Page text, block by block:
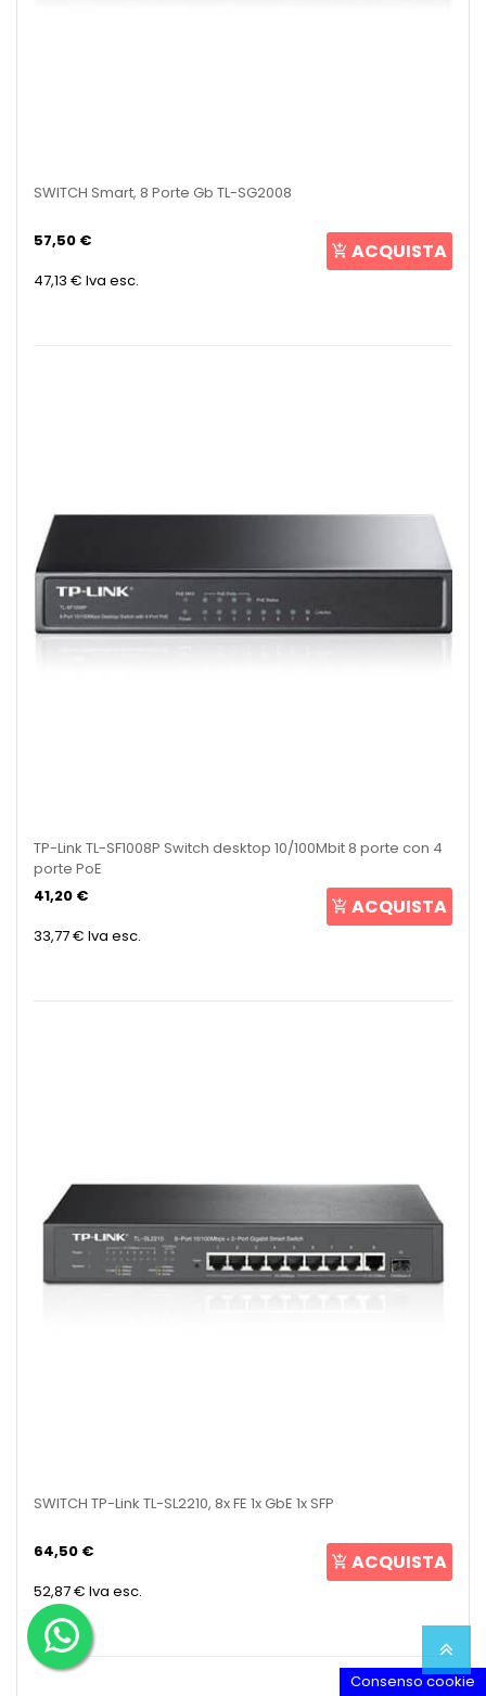
SWITCH Smart, 8 Porte Gb TL-SG2008
57,50 €
47,13 € Iva esc.
ACQUISTA
TP-Link TL-SF1008P Switch desktop 10/100Mbit 8 porte con 4
porte PoE
41,20 €
33,77 € Iva esc.
ACQUISTA
SWITCH TP-Link TL-SL2210, 8x FE 1x GbE 1x SFP
64,50 €
52,87 € Iva esc.
ACQUISTA
Consenso cookie